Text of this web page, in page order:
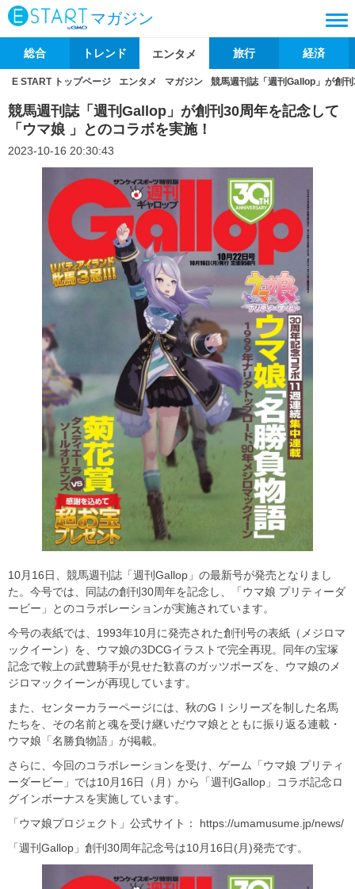
マガジン
総合 トレンド エンタメ 旅行 経済
E START トップページ エンタメ マガジン 競馬週刊誌「週刊Gallop」が創
競馬週刊誌「週刊Gallop」が創刊30周年を記念して
「ウマ娘 」とのコラボを実施！
2023-10-16 20:30:43
10月16日、競馬週刊誌「週刊Gallop」の最新号が発売となりまし
た。今号では、同誌の創刊30周年を記念し、「ウマ娘 プリティーダ
ービー」とのコラボレーションが実施されています。
今号の表紙では、1993年10月に発売された創刊号の表紙（メジロマ
ックイーン）を、ウマ娘の3DCGイラストで完全再現。同年の宝塚
記念で鞍上の武豊騎手が見せた歓喜のガッツポーズを、ウマ娘のメ
ジロマックイーンが再現しています。
また、センターカラーページには、秋のGⅠシリーズを制した名馬
たちを、その名前と魂を受け継いだウマ娘とともに振り返る連載・
ウマ娘「名勝負物語」が掲載。
さらに、今回のコラボレーションを受け、ゲーム「ウマ娘 プリティ
ーダービー」では10月16日（月）から「週刊Gallop」コラボ記念ロ
グインボーナスを実施しています。
「ウマ娘プロジェクト」公式サイト： https://umamusume.jp/news/
「週刊Gallop」創刊30周年記念号は10月16日(月)発売です。